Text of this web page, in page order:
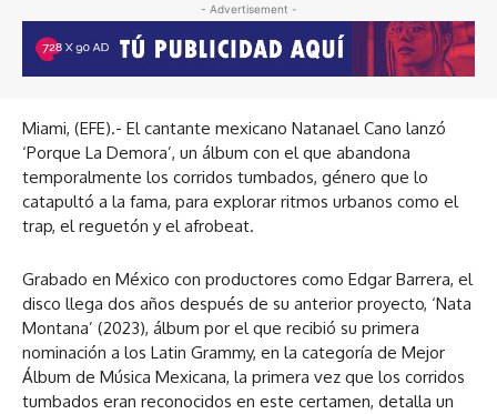
- Advertisement -
Miami, (EFE).- El cantante mexicano Natanael Cano lanzó
‘Porque La Demora’, un álbum con el que abandona
temporalmente los corridos tumbados, género que lo
catapultó a la fama, para explorar ritmos urbanos como el
trap, el reguetón y el afrobeat.
Grabado en México con productores como Edgar Barrera, el
disco llega dos años después de su anterior proyecto, ‘Nata
Montana’ (2023), álbum por el que recibió su primera
nominación a los Latin Grammy, en la categoría de Mejor
Álbum de Música Mexicana, la primera vez que los corridos
tumbados eran reconocidos en este certamen, detalla un